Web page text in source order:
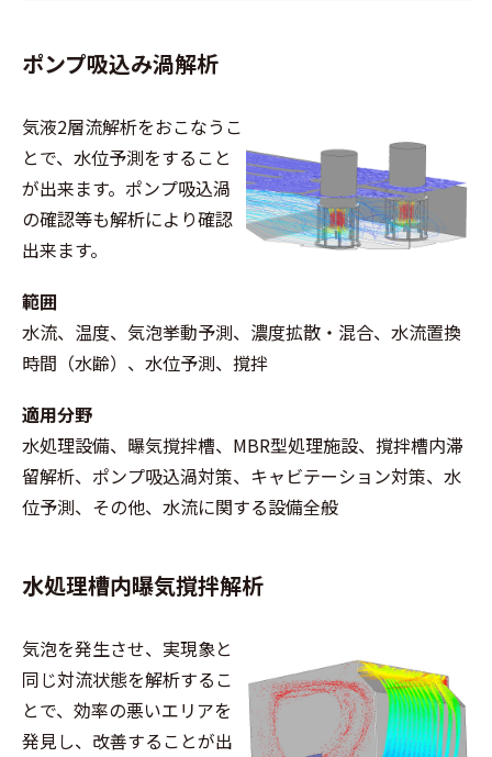
ポンプ吸込み渦解析
気液2層流解析をおこなうこ
とで、水位予測をすること
が出来ます。ポンプ吸込渦
の確認等も解析により確認
出来ます。
範囲
水流、温度、気泡挙動予測、濃度拡散・混合、水流置換
時間（水齢）、水位予測、撹拌
適用分野
水処理設備、曝気撹拌槽、MBR型処理施設、撹拌槽内滞
留解析、ポンプ吸込渦対策、キャビテーション対策、水
位予測、その他、水流に関する設備全般
水処理槽内曝気撹拌解析
気泡を発生させ、実現象と
同じ対流状態を解析するこ
とで、効率の悪いエリアを
発見し、改善することが出